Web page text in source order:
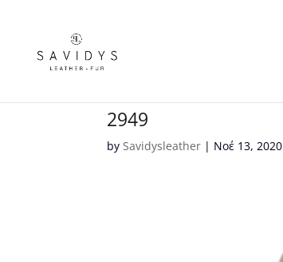
2949
bySavidysleather | Νοέ 13, 2020